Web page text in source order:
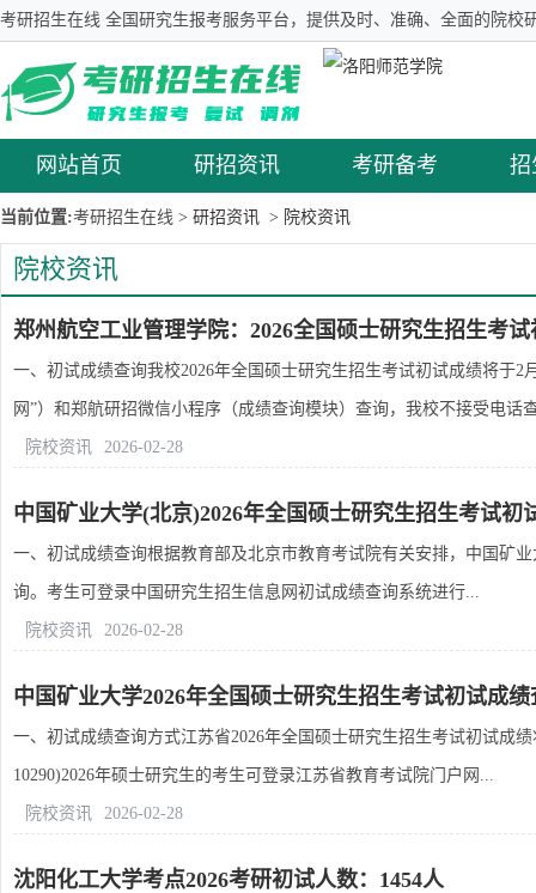
考研招生在线 全国研究生报考服务平台，提供及时、准确、全面的院校
网站首页 研招资讯 考研备考 招
当前位置:考研招生在线 > 研招资讯 > 院校资讯
院校资讯
郑州航空工业管理学院：2026全国硕士研究生招生考
一、初试成绩查询我校2026年全国硕士研究生招生考试初试成绩将于
网”）和郑航研招微信小程序（成绩查询模块）查询，我校不接受电话
院校资讯 2026-02-28
中国矿业大学(北京)2026年全国硕士研究生招生考试初
一、初试成绩查询根据教育部及北京市教育考试院有关安排，中国矿
询。考生可登录中国研究生招生信息网初试成绩查询系统进行...
院校资讯 2026-02-28
中国矿业大学2026年全国硕士研究生招生考试初试成
一、初试成绩查询方式江苏省2026年全国硕士研究生招生考试初试成
10290)2026年硕士研究生的考生可登录江苏省教育考试院门户网...
院校资讯 2026-02-28
沈阳化工大学考点2026考研初试人数：1454人